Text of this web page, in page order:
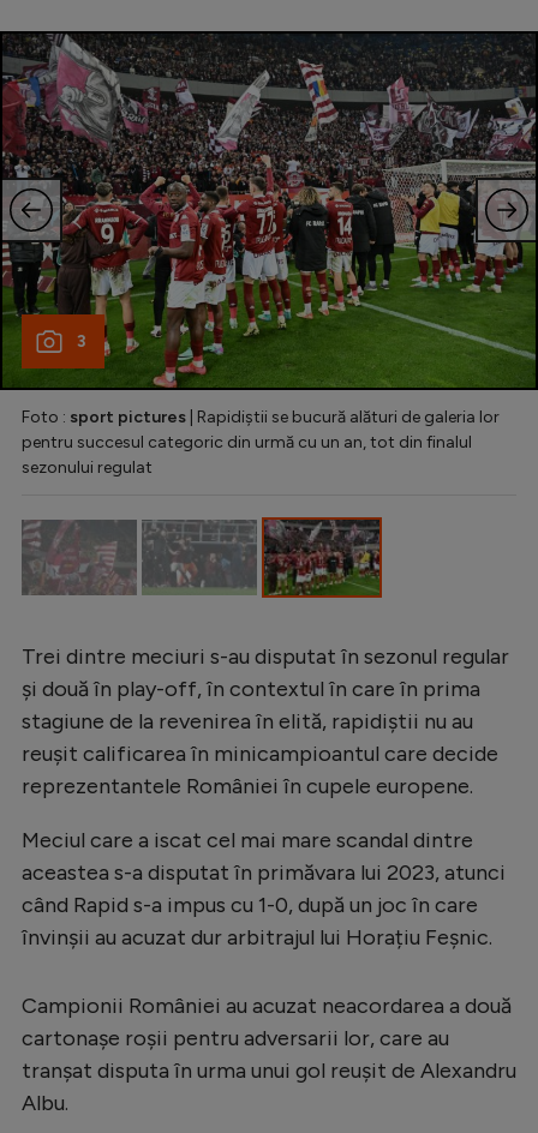
JO 2024
JO 2026
Intră în cont
Creează cont
3
Foto : sport pictures | Rapidiștii se bucură alături de galeria lor
pentru succesul categoric din urmă cu un an, tot din finalul
sezonului regulat
Trei dintre meciuri s-au disputat în sezonul regular
și două în play-off, în contextul în care în prima
stagiune de la revenirea în elită, rapidiștii nu au
reușit calificarea în minicampioantul care decide
reprezentantele României în cupele europene.
Meciul care a iscat cel mai mare scandal dintre
aceastea s-a disputat în primăvara lui 2023, atunci
când Rapid s-a impus cu 1-0, după un joc în care
învinșii au acuzat dur arbitrajul lui Horațiu Feșnic.
Campionii României au acuzat neacordarea a două
cartonașe roșii pentru adversarii lor, care au
tranșat disputa în urma unui gol reușit de Alexandru
Albu.